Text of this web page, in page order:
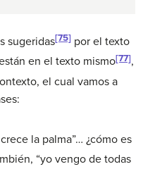
sugeridas[75] por el texto
en el texto mismo[77],
el cual vamos a
la palma”… ¿cómo es
“yo vengo de todas